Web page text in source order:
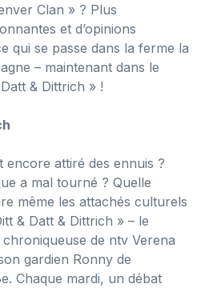
Clan » ? Plus
et d’opinions
qui se passe dans la ferme la
– maintenant dans le
& Dittrich » !
encore attiré des ennuis ?
a mal tourné ? Quelle
même les attachés culturels
& Datt & Dittrich » – le
de ntv Verena
gardien Ronny de
Chaque mardi, un débat